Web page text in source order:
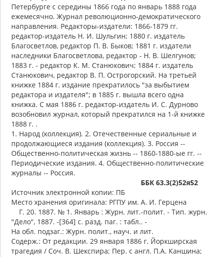
Петербурге с середины 1866 года по январь 1888 года
ежемесячно. Журнал революционно-демократического
направления. Редакторы-издатели: 1866-1879 гг.
редактор-издатель Н. И. Шульгин; 1880 г. издатель
Благосветлов, редактор П. В. Быков; 1881 г. издатели
наследники Благосветлова, редактор - Н. В. Шелгунов;
1883 г. - редактор К. М. Станюкович; 1884 г. издатель
Станюкович, редактор В. П. Острогорский. На третьей
книжке 1884 г. издание прекратилось "за выбытием
редактора и издателя"; в 1885 г. вышла всего одна
книжка. С мая 1886 г. редактор-издатель И. С. Дурново
возобновил журнал, который прекратился на 1-й книжке
1888 г. .
1. Народ (коллекция). 2. Отечественные сериальные и
продолжающиеся издания (коллекция). 3. Россия --
Общественно-политическая жизнь -- 1860-1880-ые гг. --
Периодические издания. 4. Общественно-политические
журналы -- Россия.
ББК 63.3(2)52я52
Источник электронной копии: ПБ
Место хранения оригинала: РГПУ им. А. И. Герцена
Г. 20. 1887. № 1. Январь : Журн. лит.-полит. - Тип. журн.
"Дело", 1887. -[364] с. разд. паг. : табл.. -
На обл. подзаг.: Журн. полит., науч. и лит.
Содерж.: От редакции. 29 января 1886 г. Йоркширская
трагедия / Соч. В. Шекспира; Пер. с англ. П.А. Каншина;